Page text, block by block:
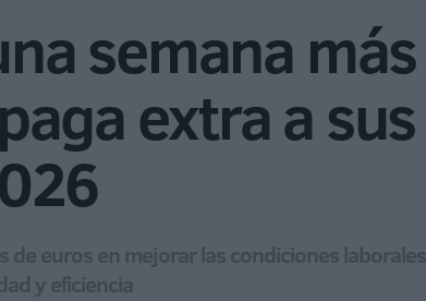
semana
extra a
euros en mejorar las condiciones
y eficiencia